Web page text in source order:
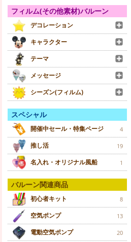
フィルム(その他素材)バルーン
デコレーション
キャラクター
テーマ
メッセージ
シーズン(フィルム)
スペシャル
開催中セール・特集ページ 4
推し活 19
名入れ・オリジナル風船 1
バルーン関連商品
初心者キット 8
空気ポンプ 13
電動空気ポンプ 20